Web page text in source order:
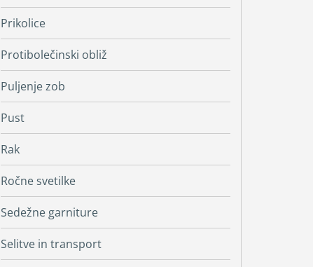
Prikolice
Protibolečinski obliž
Puljenje zob
Pust
Rak
Ročne svetilke
Sedežne garniture
Selitve in transport